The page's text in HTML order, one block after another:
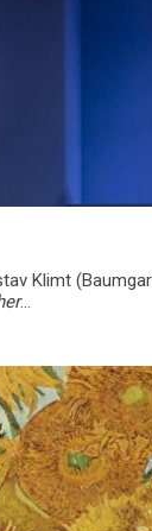
Klimt
...